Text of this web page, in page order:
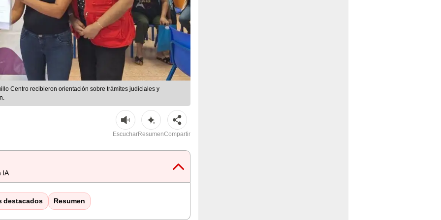
Centro recibieron orientación sobre trámites judiciales y
EscucharResumenCompartir
IA
destacados Resumen